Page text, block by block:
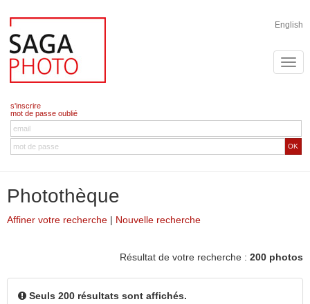
English
s'inscrire
mot de passe oublié
OK
Photothèque
Affiner votre recherche | Nouvelle recherche
Résultat de votre recherche : 200 photos
Seuls 200 résultats sont affichés.